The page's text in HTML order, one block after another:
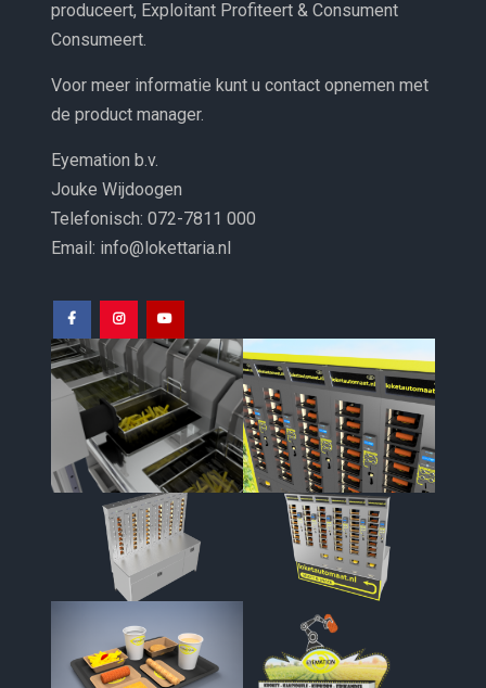
produceert, Exploitant Profiteert & Consument
Consumeert.
Voor meer informatie kunt u contact opnemen met
de product manager.
Eyemation b.v.
Jouke Wijdoogen
Telefonisch: 072-7811 000
Email: info@lokettaria.nl
FacebookInstagramYoutube